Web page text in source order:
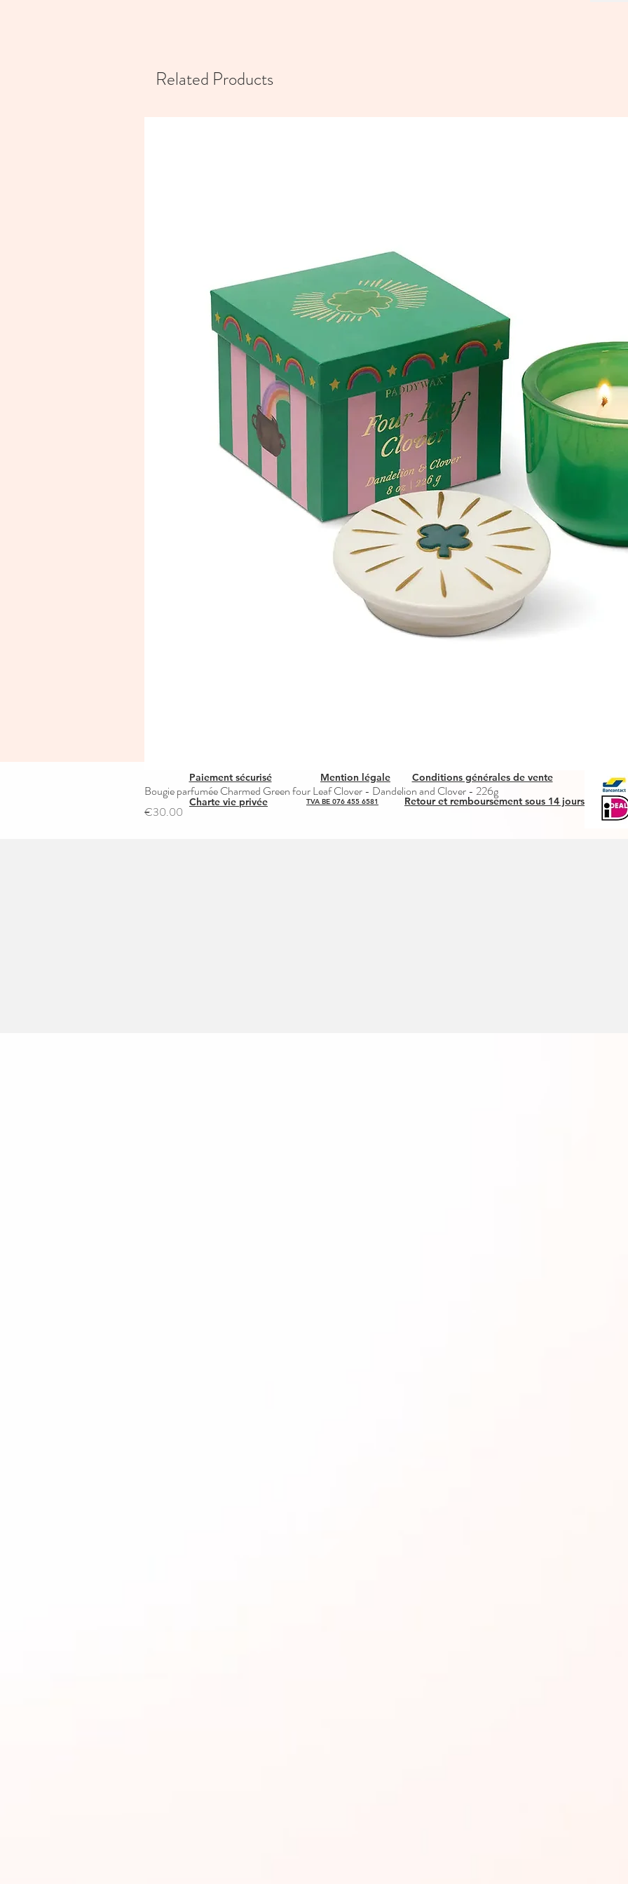
Related Products
Quick View
Bougie parfumée Charmed Green four Leaf Clover - Dandelion and Clover - 226g
Price
€30.00
Paiement sécurisé Mention légale
Conditions générales de vente
Charte vie privée
Retour et remboursement sous 14 jours
TVA BE 076 455 6581